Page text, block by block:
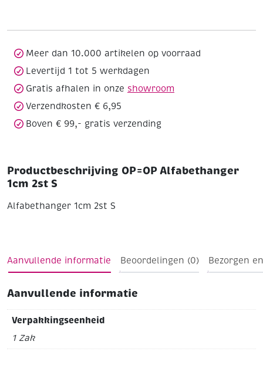
Meer dan 10.000 artikelen op voorraad
Levertijd 1 tot 5 werkdagen
Gratis afhalen in onze showroom
Verzendkosten € 6,95
Boven € 99,- gratis verzending
Productbeschrijving OP=OP Alfabethanger
1cm 2st S
Alfabethanger 1cm 2st S
Aanvullende informatie Beoordelingen (0) Bezorgen
Aanvullende informatie
Verpakkingseenheid
1 Zak